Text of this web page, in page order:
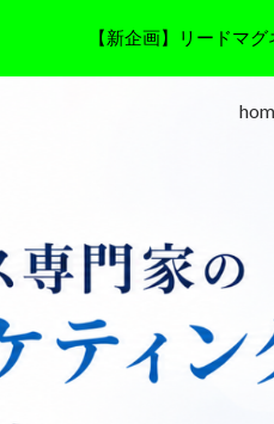
Skip to main
【新企画】リードマ